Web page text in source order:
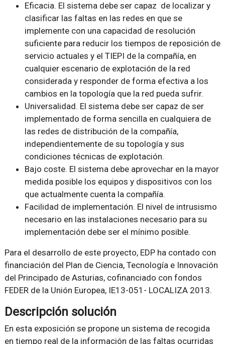
Eficacia. El sistema debe ser capaz de localizar y
clasificar las faltas en las redes en que se
implemente con una capacidad de resolución
suficiente para reducir los tiempos de reposición de
servicio actuales y el TIEPI de la compañía, en
cualquier escenario de explotación de la red
considerada y responder de forma efectiva a los
cambios en la topología que la red pueda sufrir.
Universalidad. El sistema debe ser capaz de ser
implementado de forma sencilla en cualquiera de
las redes de distribución de la compañía,
independientemente de su topología y sus
condiciones técnicas de explotación.
Bajo coste. El sistema debe aprovechar en la mayor
medida posible los equipos y dispositivos con los
que actualmente cuenta la compañía.
Facilidad de implementación. El nivel de intrusismo
necesario en las instalaciones necesario para su
implementación debe ser el mínimo posible.
Para el desarrollo de este proyecto, EDP ha contado con
financiación del Plan de Ciencia, Tecnología e Innovación
del Principado de Asturias, cofinanciado con fondos
FEDER de la Unión Europea, IE13-051- LOCALIZA 2013.
Descripción solución
En esta exposición se propone un sistema de recogida
en tiempo real de la información de las faltas ocurridas